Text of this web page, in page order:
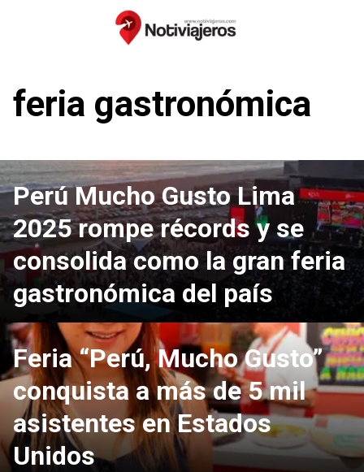
feria gastronómica
Perú Mucho Gusto Lima
2025 rompe récords y se
consolida como la gran feria
gastronómica del país
Feria “Perú, Mucho Gusto”
conquista a más de 5 mil
asistentes en Estados
Unidos